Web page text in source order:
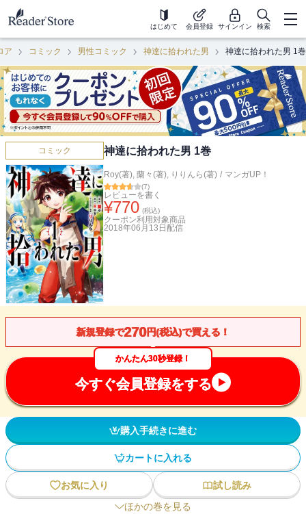
はじめて 会員登録 サインイン 検索
ア コミック 男性コミック 神達に拾われた男 神達に拾われた男 1巻
コミック 神達に拾われた男 1巻
Roy(著), 蘭々(著), りりんら(著) / マンガUP！
(7)
レビューを書く
¥770 (税込)
クーポン利用対象商品
2018年06月13日 配信
新規登録で270円(税込)で買える！
かんたん30秒登録！
今すぐ会員登録をする
購入手続きに進む
カートに入れる
お気に入り
試し読み
ほかの巻を見る